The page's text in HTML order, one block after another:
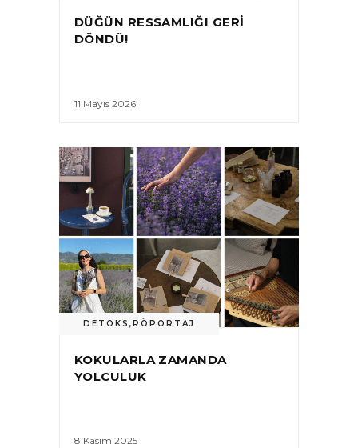
DÜĞÜN RESSAMLIĞI GERI
DÖNDÜ!
11 Mayıs 2026
DETOKS ,RÖPORTAJ
KOKULARLA ZAMANDA
YOLCULUK
8 Kasım 2025